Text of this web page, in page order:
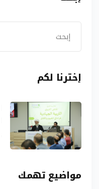
إخترنا لكم
مواضيع تهمك